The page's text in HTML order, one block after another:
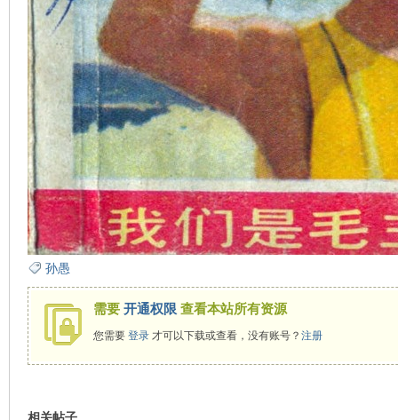
孙愚
需要 开通权限 查看本站所有资源
您需要 登录才可以下载或查看，没有账号？ 注册